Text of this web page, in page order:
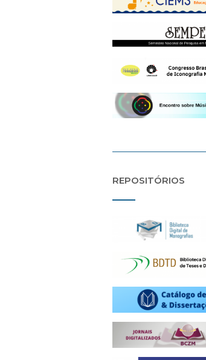
REPOSITÓRIOS